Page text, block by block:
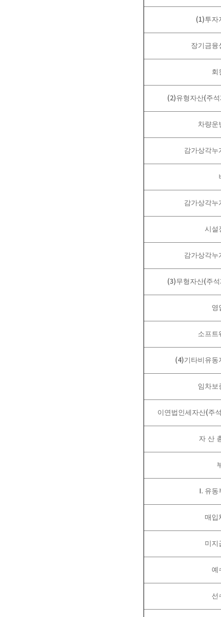
(1)투자
장기금융
회
(2)유형자산(주석
차량운
감가상각누
감가상각누
시설
감가상각누
(3)무형자산(주석
영
소프트
(4)기타비유동
임차보
이연법인세자산(주
자 산
I. 유동
매입
미지
예
선